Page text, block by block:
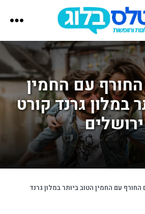
הוטלס
בלוג
עם החמין
במלון גרנד קורט
ירושלים
החורף עם החמין הטוב ביותר במלון גרנד